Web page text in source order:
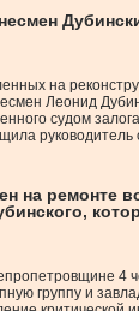
на
Леонид
судом
руководитель
на ремонте
4
группу и